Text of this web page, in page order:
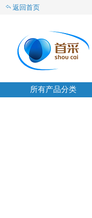
返回首页
所有产品分类